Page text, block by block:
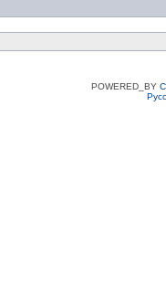
POWERED_BY